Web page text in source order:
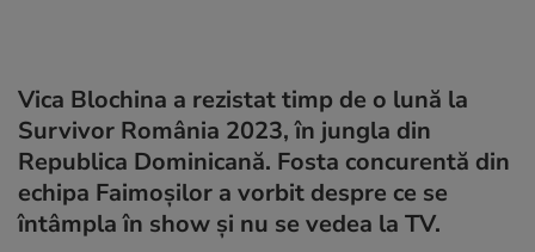
Vica Blochina a rezistat timp de o lună la
Survivor România 2023, în jungla din
Republica Dominicană. Fosta concurentă din
echipa Faimoșilor a vorbit despre ce se
întâmpla în show și nu se vedea la TV.